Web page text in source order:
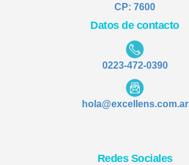
CP: 7600
Datos de contacto
0223-472-0390
hola@excellens.com.ar
Redes Sociales